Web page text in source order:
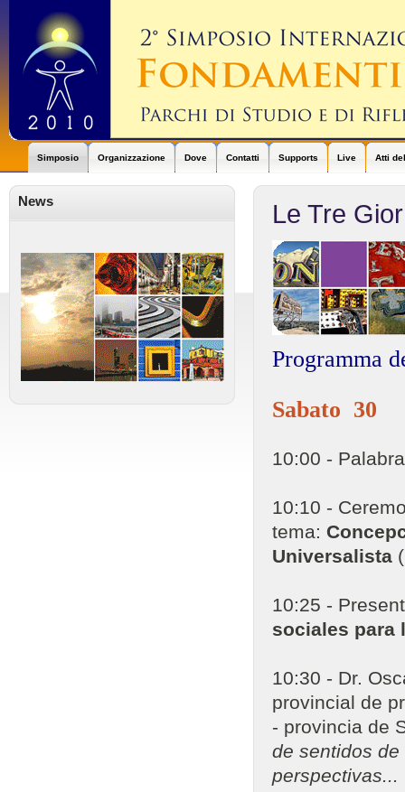
Simposio Organizzazione Dove Contatti Supports Live Atti
News Le Tre
Programma
Sabato 30
10:00 -
10:10 -
tema:
Universalista
10:25 -
sociales para
10:30 - Dr.
provincial de
- provincia de
de sentidos
perspectivas...